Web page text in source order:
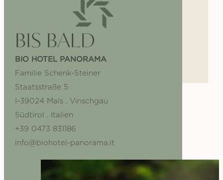
BIS BALD
BIO HOTEL PANORAMA
Familie Schenk-Steiner
Staatsstraße 5
I-39024 Mals . Vinschgau
Südtirol . Italien
+39 0473 831186
info@biohotel-panorama.it